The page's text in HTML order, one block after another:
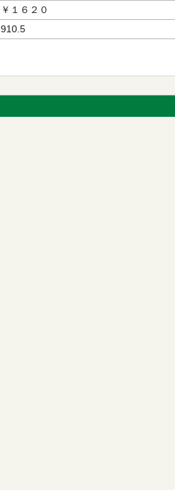
￥１６２０
910.5